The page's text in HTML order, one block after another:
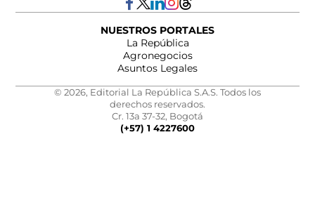
NUESTROS PORTALES
La República
Agronegocios
Asuntos Legales
© 2026, Editorial La República S.A.S. Todos los
derechos reservados.
Cr. 13a 37-32, Bogotá
(+57) 1 4227600